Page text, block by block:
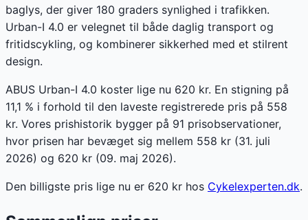
baglys, der giver 180 graders synlighed i trafikken.
Urban-I 4.0 er velegnet til både daglig transport og
fritidscykling, og kombinerer sikkerhed med et stilrent
design.
ABUS Urban-I 4.0 koster lige nu 620 kr. En stigning på
11,1 % i forhold til den laveste registrerede pris på 558
kr. Vores prishistorik bygger på 91 prisobservationer,
hvor prisen har bevæget sig mellem 558 kr (31. juli
2026) og 620 kr (09. maj 2026).
Den billigste pris lige nu er 620 kr hos Cykelexperten.dk.